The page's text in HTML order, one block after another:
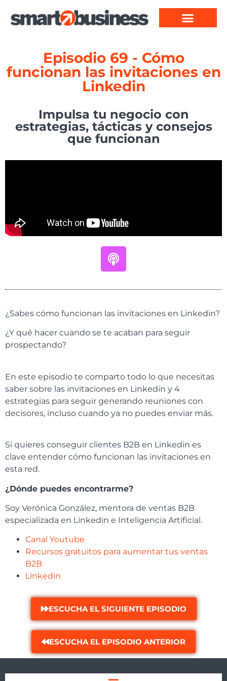
Episodio 69 - Cómo
funcionan las invitaciones en
Linkedin
Impulsa tu negocio con
estrategias, tácticas y consejos
que funcionan​
¿Sabes cómo funcionan las invitaciones en Linkedin?
¿Y qué hacer cuando se te acaban para seguir
prospectando?
En este episodio te comparto todo lo que necesitas
saber sobre las invitaciones en Linkedin y 4
estrategias para seguir generando reuniones con
decisores, incluso cuando ya no puedes enviar más.
Si quieres conseguir clientes B2B en Linkedin es
clave entender cómo funcionan las invitaciones en
esta red.
¿Dónde puedes encontrarme?
Soy Verónica González, mentora de ventas B2B
especializada en Linkedin e Inteligencia Artificial.
Canal Youtube
Recursos gratuitos para aumentar tus ventas
B2B
Linkedin
ESCUCHA EL SIGUIENTE EPISODIO
ESCUCHA EL EPISODIO ANTERIOR